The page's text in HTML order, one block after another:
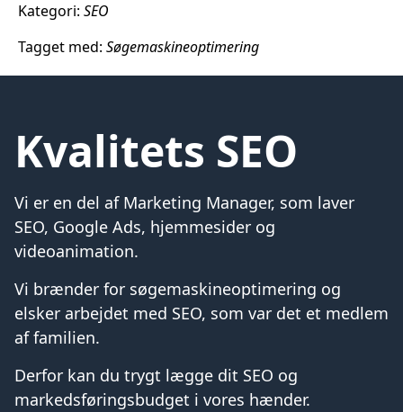
Kategori: SEO
Tagget med: Søgemaskineoptimering
Kvalitets SEO
Vi er en del af Marketing Manager, som laver
SEO, Google Ads, hjemmesider og
videoanimation.
Vi brænder for søgemaskineoptimering og
elsker arbejdet med SEO, som var det et medlem
af familien.
Derfor kan du trygt lægge dit SEO og
markedsføringsbudget i vores hænder.